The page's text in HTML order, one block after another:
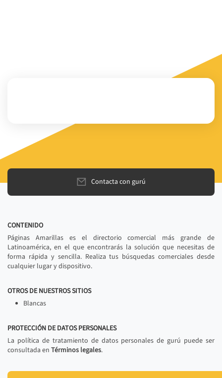
Contacta con gurú
CONTENIDO
Páginas Amarillas es el directorio comercial más grande de
Latinoamérica, en el que encontrarás la solución que necesitas de
forma rápida y sencilla. Realiza tus búsquedas comerciales desde
cualquier lugar y dispositivo.
OTROS DE NUESTROS SITIOS
Blancas
PROTECCIÓN DE DATOS PERSONALES
La política de tratamiento de datos personales de gurú puede ser
consultada en Términos legales.